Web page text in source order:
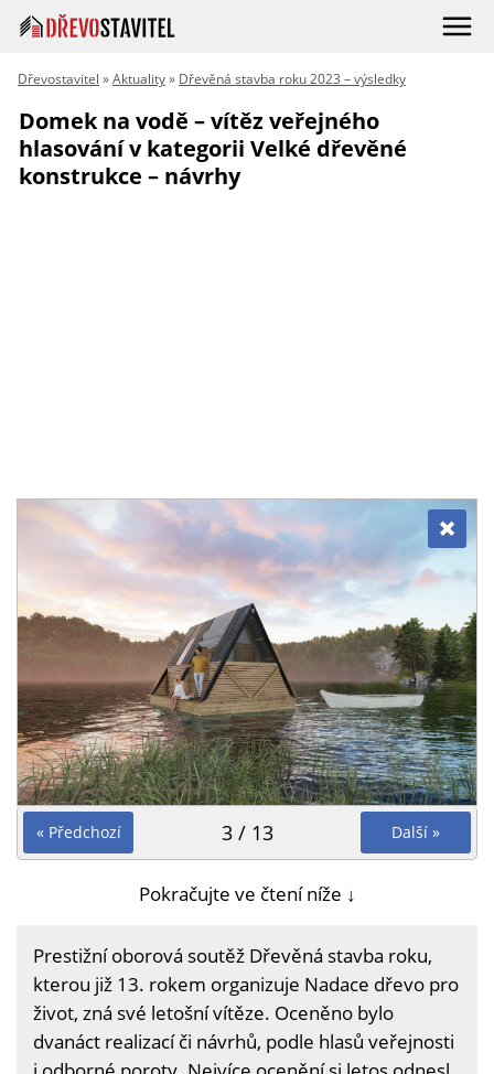
Dřevostavitel »Aktuality» Dřevěná stavba roku 2023 – výsledky
Domek na vodě – vítěz veřejného
hlasování v kategorii Velké dřevěné
konstrukce – návrhy
« Předchozí Další »
3 / 13
Pokračujte ve čtení níže ↓
Prestižní oborová soutěž Dřevěná stavba roku,
kterou již 13. rokem organizuje Nadace dřevo pro
život, zná své letošní vítěze. Oceněno bylo
dvanáct realizací či návrhů, podle hlasů veřejnosti